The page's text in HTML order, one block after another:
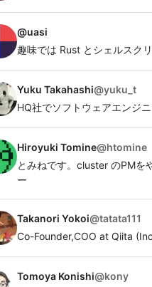
@uasi
趣味では Rust とシェルスク
Yuku Takahashi@yuku_t
HQ社でソフトウェアエンジ
Hiroyuki Tomine@htomine
とみねです。cluster のPMを
ー
Takanori Yokoi@tatata111
Co-Founder,COO at Qiita
Tomoya Konishi@kony